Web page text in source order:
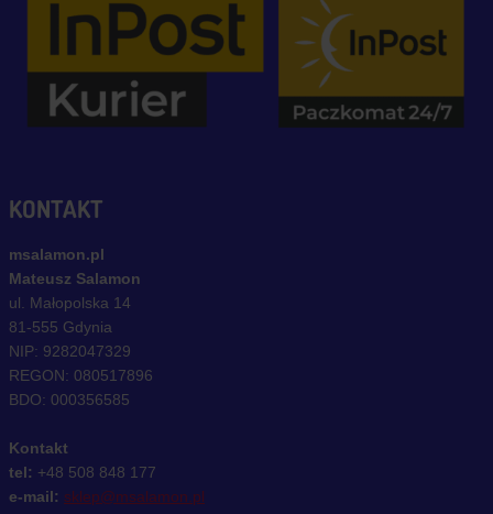
KONTAKT
msalamon.pl
Mateusz Salamon
ul. Małopolska 14
81-555 Gdynia
NIP: 9282047329
REGON: 080517896
BDO: 000356585
Kontakt
tel: +48 508 848 177
e-mail: sklep@msalamon.pl